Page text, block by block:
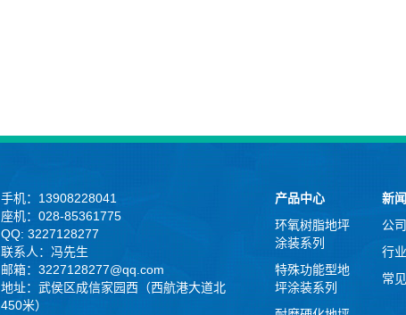
手机：13908228041
座机：028-85361775
QQ: 3227128277
联系人：冯先生
邮箱：3227128277@qq.com
地址：武侯区成信家园西（西航港大道北
450米）
产品中心
环氧树脂地坪
涂装系列
特殊功能型地
坪涂装系列
新
公
行
常